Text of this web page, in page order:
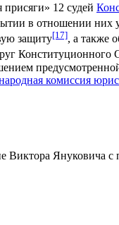
12 судей
в отношении них
защиту[17], а также
Конституционного
комиссия
Виктора Януковича